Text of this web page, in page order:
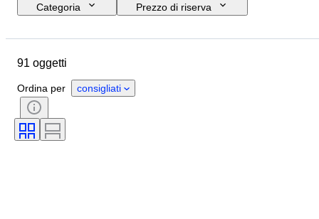
Categoria
Prezzo di riserva
Condizioni
Formato della bottiglia
Regione vinicola
Denominazione del vino / Classificazione
Livello di riempimento del vino
91 oggetti
Ordina per consigliati